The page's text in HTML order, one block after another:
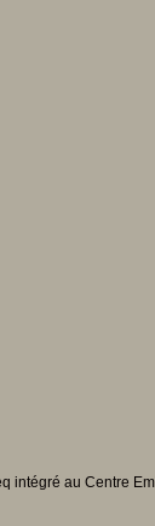
au Centre